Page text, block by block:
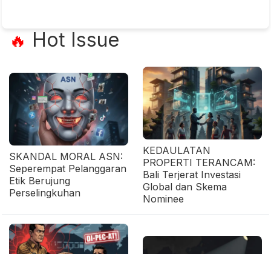
🔥 Hot Issue
SKANDAL MORAL ASN:
Seperempat Pelanggaran
Etik Berujung
Perselingkuhan
KEDAULATAN
PROPERTI TERANCAM:
Bali Terjerat Investasi
Global dan Skema
Nominee